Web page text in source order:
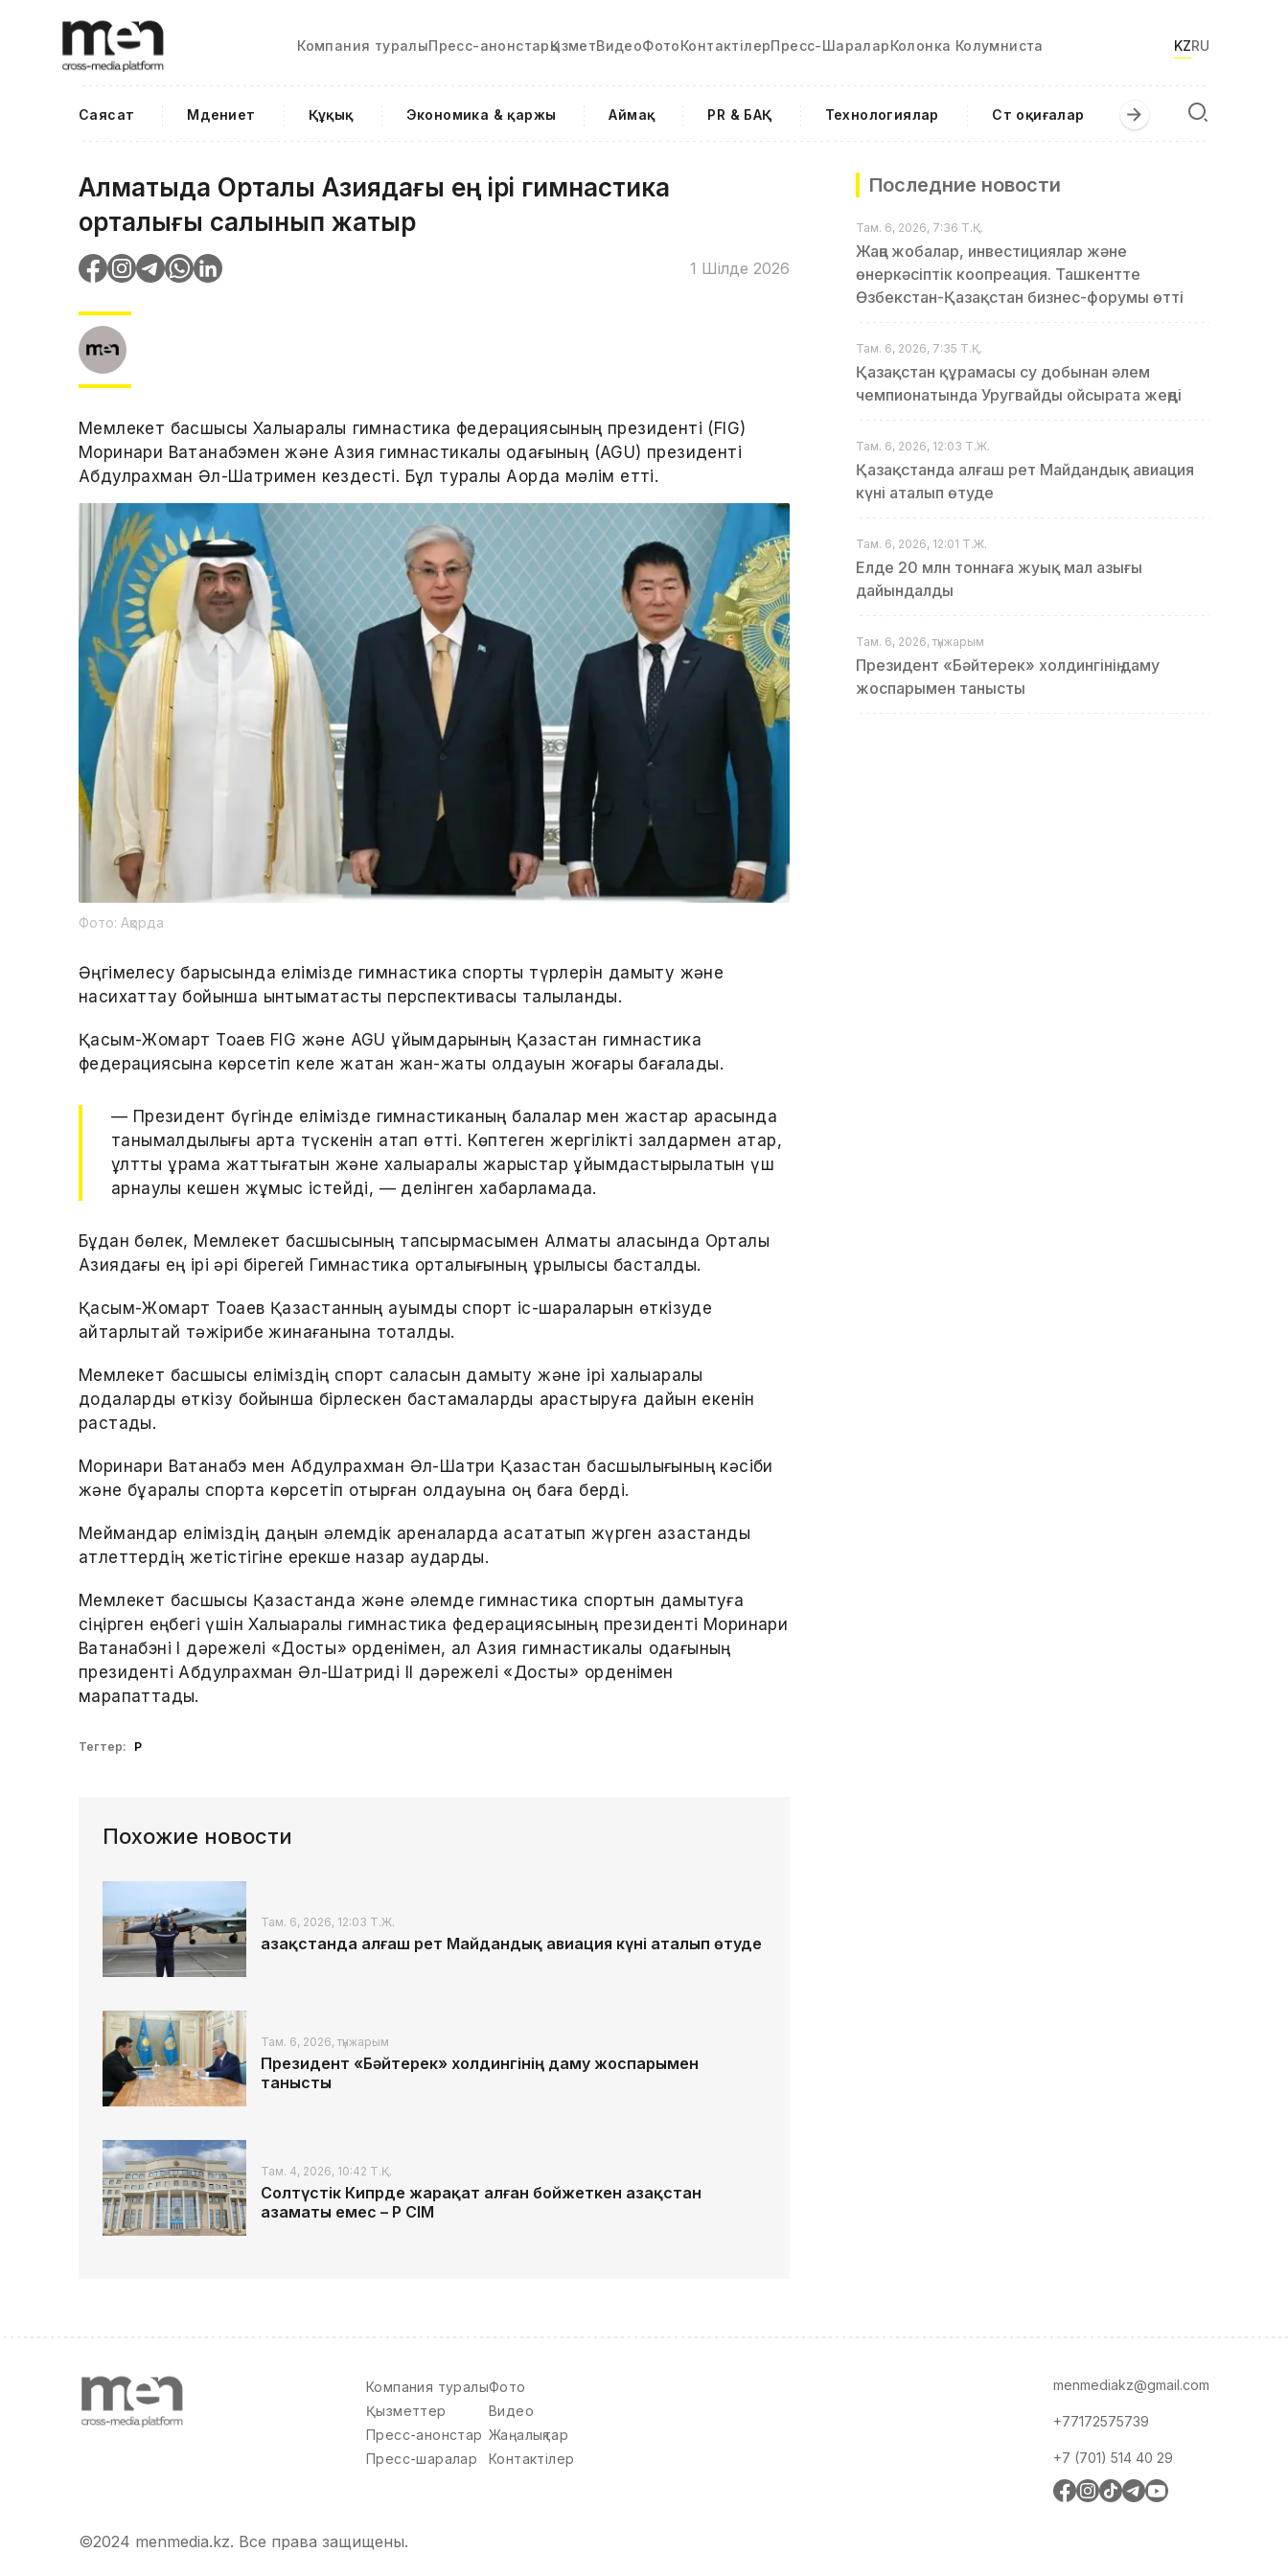
Компания туралыПресс-анонстарҚызметВидеоФотоКонтактілерПресс-ШараларКолонка Колумниста KZRU
Саясат Мәдениет Құқық Экономика & қаржы Аймақ PR & БАҚ Технологиялар Сәт оқиғалар
Алматыда Орталық Азиядағы ең ірі гимнастика
орталығы салынып жатыр
1 Шілде 2026
Мемлекет басшысы Халықаралық гимнастика федерациясының президенті (FIG)
Моринари Ватанабэмен және Азия гимнастикалық одағының (AGU) президенті
Абдулрахман Әл-Шатримен кездесті. Бұл туралы Ақорда мәлім етті.
Фото: Ақорда
Әңгімелесу барысында елімізде гимнастика спорты түрлерін дамыту және
насихаттау бойынша ынтымақтастық перспективасы талқыланды.
Қасым-Жомарт Тоқаев FIG және AGU ұйымдарының Қазақстан гимнастика
федерациясына көрсетіп келе жатқан жан-жақты қолдауын жоғары бағалады.
— Президент бүгінде елімізде гимнастиканың балалар мен жастар арасында
танымалдылығы арта түскенін атап өтті. Көптеген жергілікті залдармен қатар,
ұлттық құрама жаттығатын және халықаралық жарыстар ұйымдастырылатын үш
арнаулы кешен жұмыс істейді, — делінген хабарламада.
Бұдан бөлек, Мемлекет басшысының тапсырмасымен Алматы қаласында Орталық
Азиядағы ең ірі әрі бірегей Гимнастика орталығының құрылысы басталды.
Қасым-Жомарт Тоқаев Қазақстанның ауқымды спорт іс-шараларын өткізуде
айтарлықтай тәжірибе жинағанына тоқталды.
Мемлекет басшысы еліміздің спорт саласын дамыту және ірі халықаралық
додаларды өткізу бойынша бірлескен бастамаларды қарастыруға дайын екенін
растады.
Моринари Ватанабэ мен Абдулрахман Әл-Шатри Қазақстан басшылығының кәсіби
және бұқаралық спортқа көрсетіп отырған қолдауына оң баға берді.
Меймандар еліміздің даңқын әлемдік ареналарда асқақтатып жүрген қазақстандық
атлеттердің жетістігіне ерекше назар аударды.
Мемлекет басшысы Қазақстанда және әлемде гимнастика спортын дамытуға
сіңірген еңбегі үшін Халықаралық гимнастика федерациясының президенті Моринари
Ватанабэні I дәрежелі «Достық» орденімен, ал Азия гимнастикалық одағының
президенті Абдулрахман Әл-Шатриді II дәрежелі «Достық» орденімен
марапаттады.
Тегтер: ҚР
Похожие новости
Там. 6, 2026, 12:03 Т.Ж.
Қазақстанда алғаш рет Майдандық авиация күні аталып өтуде
Там. 6, 2026, түнжарым
Президент «Бәйтерек» холдингінің даму жоспарымен
танысты
Там. 4, 2026, 10:42 Т.Қ.
Солтүстік Кипрде жарақат алған бойжеткен Қазақстан
азаматы емес – ҚР СІМ
Последние новости
Там. 6, 2026, 7:36 Т.Қ.
Жаңа жобалар, инвестициялар және
өнеркәсіптік коопреация. Ташкентте
Өзбекстан-Қазақстан бизнес-форумы өтті
Там. 6, 2026, 7:35 Т.Қ.
Қазақстан құрамасы су добынан әлем
чемпионатында Уругвайды ойсырата жеңді
Там. 6, 2026, 12:03 Т.Ж.
Қазақстанда алғаш рет Майдандық авиация
күні аталып өтуде
Там. 6, 2026, 12:01 Т.Ж.
Елде 20 млн тоннаға жуық мал азығы
дайындалды
Там. 6, 2026, түнжарым
Президент «Бәйтерек» холдингінің даму
жоспарымен танысты
Компания туралы
Қызметтер
Пресс-анонстар
Пресс-шаралар
Фото
Видео
Жаңалықтар
Контактілер
menmediakz@gmail.com
+77172575739
+7 (701) 514 40 29
©2024 menmedia.kz. Все права защищены.